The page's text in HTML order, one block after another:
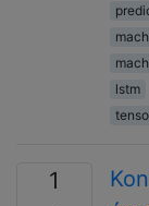
lstm
1